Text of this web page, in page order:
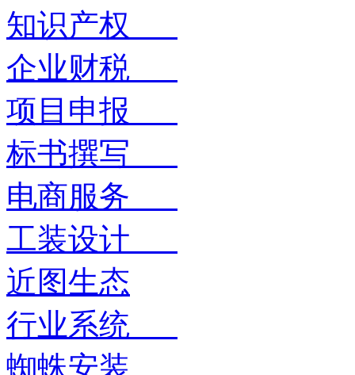
知识产权
企业财税
项目申报
标书撰写
电商服务
工装设计
近图生态
行业系统
蜘蛛安装